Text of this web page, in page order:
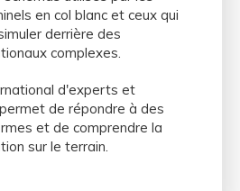
en col blanc et ceux qui
derrière des
complexes.
d'experts et
de répondre à des
et de comprendre la
sur le terrain.